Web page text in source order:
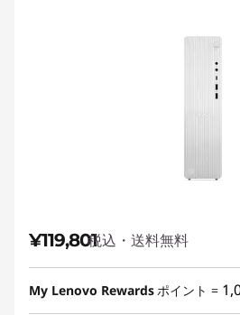
¥119,801税込・送料無料
My Lenovo Rewardsポイント =